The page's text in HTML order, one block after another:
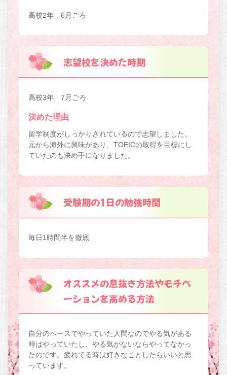
高校2年 6月ごろ
志望校を決めた時期
高校3年 7月ごろ
決めた理由
留学制度がしっかりされているので志望しました。
元から海外に興味があり、TOEICの取得を目標にし
ていたのも決め手になりました。
受験期の1日の勉強時間
毎日1時間半を徹底
オススメの息抜き方法やモチベ
ーションを高める方法
自分のペースでやっていた人間なのでやる気がある
時はやっていたし、やる気がないならやってなかっ
たのです。疲れてる時は好きなことしたらいいと思
っています。